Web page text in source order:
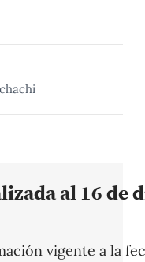
al 16 de
vigente a la